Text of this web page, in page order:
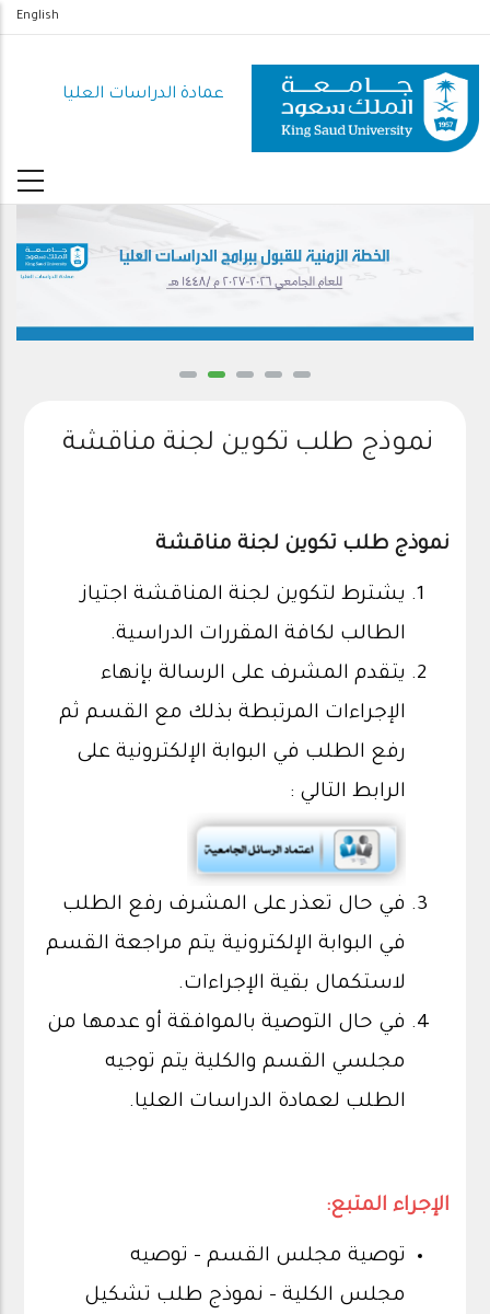
المحتوى
الرئيسي
English
عمادة الدراسات العليا
نموذج طلب تكوين لجنة مناقشة
نموذج طلب تكوين لجنة مناقشة
يشترط لتكوين لجنة المناقشة اجتياز
الطالب لكافة المقررات الدراسية.
يتقدم المشرف على الرسالة بإنهاء
الإجراءات المرتبطة بذلك مع القسم ثم
رفع الطلب في البوابة الإلكترونية على
الرابط التالي :
في حال تعذر على المشرف رفع الطلب
في البوابة الإلكترونية يتم مراجعة القسم
لاستكمال بقية الإجراءات.
في حال التوصية بالموافقة أو عدمها من
مجلسي القسم والكلية يتم توجيه
الطلب لعمادة الدراسات العليا.
الإجراء المتبع:
توصية مجلس القسم – توصيه
مجلس الكلية - نموذج طلب تشكيل